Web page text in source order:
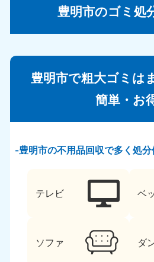
豊明市のゴミ処
豊明市で粗大ゴミは
簡単・お
豊明市の不用品回収で多く処
テレビ ベ
ソファ ダ